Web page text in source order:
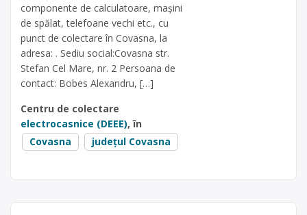
componente de calculatoare, mașini
de spălat, telefoane vechi etc., cu
punct de colectare în Covasna, la
adresa: . Sediu social:Covasna str.
Stefan Cel Mare, nr. 2 Persoana de
contact: Bobes Alexandru, […]
Centru de colectare
electrocasnice (DEEE), în
Covasna
județul Covasna